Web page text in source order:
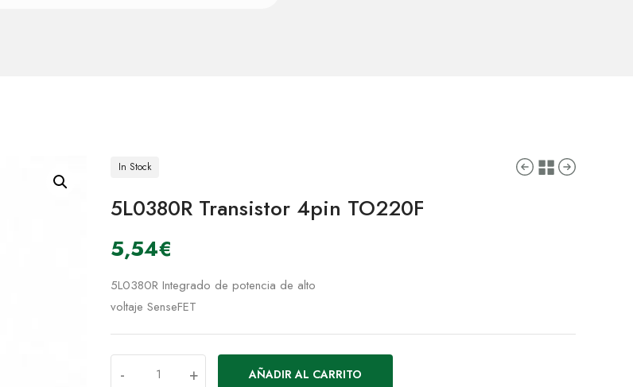
In Stock
5L0380R Transistor 4pin TO220F
5,54€
5L0380R Integrado de potencia de alto
voltaje SenseFET
- + AÑADIR AL CARRITO